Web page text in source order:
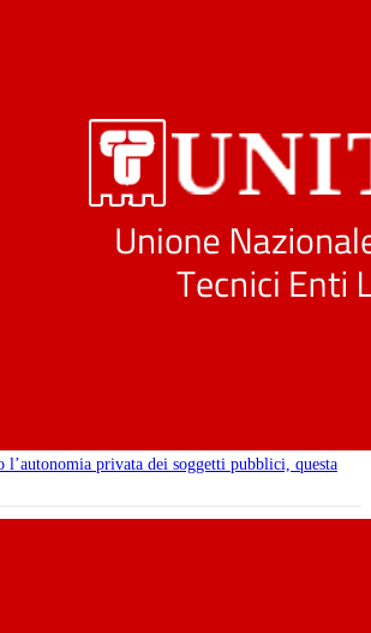
l’autonomia privata dei soggetti pubblici, questa